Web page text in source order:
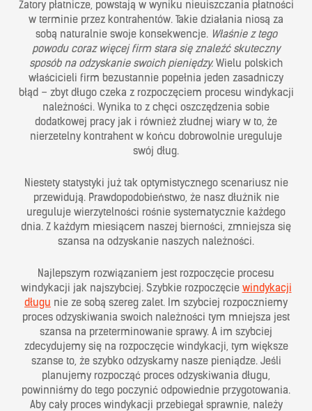
Zatory płatnicze, powstają w wyniku nieuiszczania płatności
w terminie przez kontrahentów. Takie działania niosą za
sobą naturalnie swoje konsekwencje. Właśnie z tego
powodu coraz więcej firm stara się znaleźć skuteczny
sposób na odzyskanie swoich pieniędzy. Wielu polskich
właścicieli firm bezustannie popełnia jeden zasadniczy
błąd – zbyt długo czeka z rozpoczęciem procesu windykacji
należności. Wynika to z chęci oszczędzenia sobie
dodatkowej pracy jak i również złudnej wiary w to, że
nierzetelny kontrahent w końcu dobrowolnie ureguluje
swój dług.
Niestety statystyki już tak optymistycznego scenariusz nie
przewidują. Prawdopodobieństwo, że nasz dłużnik nie
ureguluje wierzytelności rośnie systematycznie każdego
dnia. Z każdym miesiącem naszej bierności, zmniejsza się
szansa na odzyskanie naszych należności.
Najlepszym rozwiązaniem jest rozpoczęcie procesu
windykacji jak najszybciej. Szybkie rozpoczęcie windykacji
długu nie ze sobą szereg zalet. Im szybciej rozpoczniemy
proces odzyskiwania swoich należności tym mniejsza jest
szansa na przeterminowanie sprawy. A im szybciej
zdecydujemy się na rozpoczęcie windykacji, tym większe
szanse to, że szybko odzyskamy nasze pieniądze. Jeśli
planujemy rozpocząć proces odzyskiwania długu,
powinniśmy do tego poczynić odpowiednie przygotowania.
Aby cały proces windykacji przebiegał sprawnie, należy